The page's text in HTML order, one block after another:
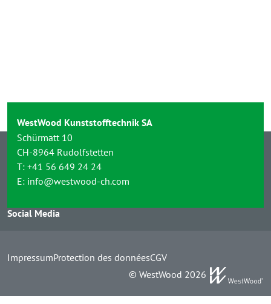
WestWood Kunststofftechnik SA
Schürmatt 10
CH-8964 Rudolfstetten
T: +41 56 649 24 24
E: info@westwood-ch.com
Social Media
ImpressumProtection des donnéesCGV
© WestWood 2026